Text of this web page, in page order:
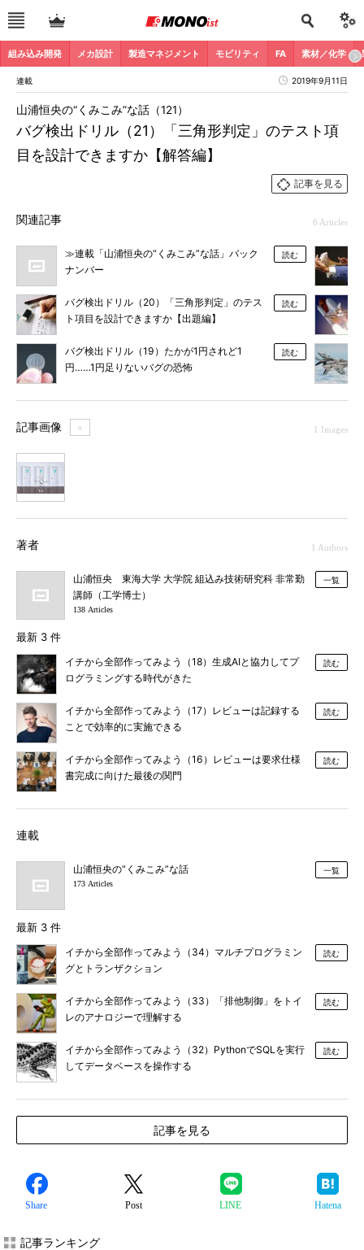
組み込み開発 メカ設計 製造マネジメント モビリティ FA 素材／化学
連載 2019年9月11日
バグ検出ドリル（21）「三角形判定」のテスト項
目を設計できますか【解答編】
山浦恒央の“くみこみ”な話（121）
記事を見る
関連記事 6 Articles
≫連載「山浦恒央の“くみこみ”な話」バック
ナンバー
読む
バグ検出ドリル（20）「三角形判定」のテス
ト項目を設計できますか【出題編】
読む
バグ検出ドリル（19）たかが1円されど1
円……1円足りないバグの恐怖
読む
記事画像 ＋ 1 Images
著者 1 Authors
山浦恒央 東海大学 大学院 組込み技術研究科 非常勤
講師（工学博士）
138 Articles
一覧
最新 3 件
イチから全部作ってみよう（18）生成AIと協力してプ
ログラミングする時代がきた
読む
イチから全部作ってみよう（17）レビューは記録する
ことで効率的に実施できる
読む
イチから全部作ってみよう（16）レビューは要求仕様
書完成に向けた最後の関門
読む
連載
山浦恒央の“くみこみ”な話
173 Articles
一覧
最新 3 件
イチから全部作ってみよう（34）マルチプログラミン
グとトランザクション
読む
イチから全部作ってみよう（33）「排他制御」をトイ
レのアナロジーで理解する
読む
イチから全部作ってみよう（32）PythonでSQLを実行
してデータベースを操作する
読む
記事を見る
Share Post LINE Hatena
記事ランキング